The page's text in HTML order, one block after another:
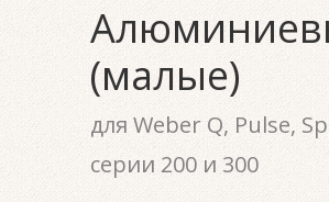
(малые)
для Weber Q, Pulse,
серии 200 и 300